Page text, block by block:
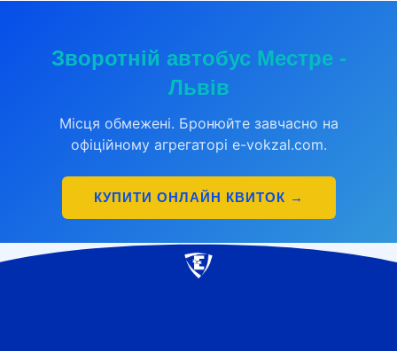
Зворотній автобус Местре -
Львів
Місця обмежені. Бронюйте завчасно на
офіційному агрегаторі e-vokzal.com.
КУПИТИ ОНЛАЙН КВИТОК →